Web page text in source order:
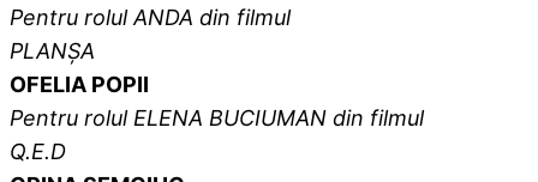
Pentru rolul ANDA din filmul
PLANȘA
OFELIA POPII
Pentru rolul ELENA BUCIUMAN din filmul
Q.E.D